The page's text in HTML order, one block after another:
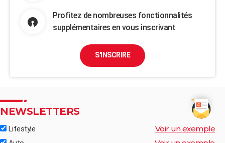
Profitez de nombreuses fonctionnalités
supplémentaires en vous inscrivant
S'INSCRIRE
NEWSLETTERS
Lifestyle Voir un exemple